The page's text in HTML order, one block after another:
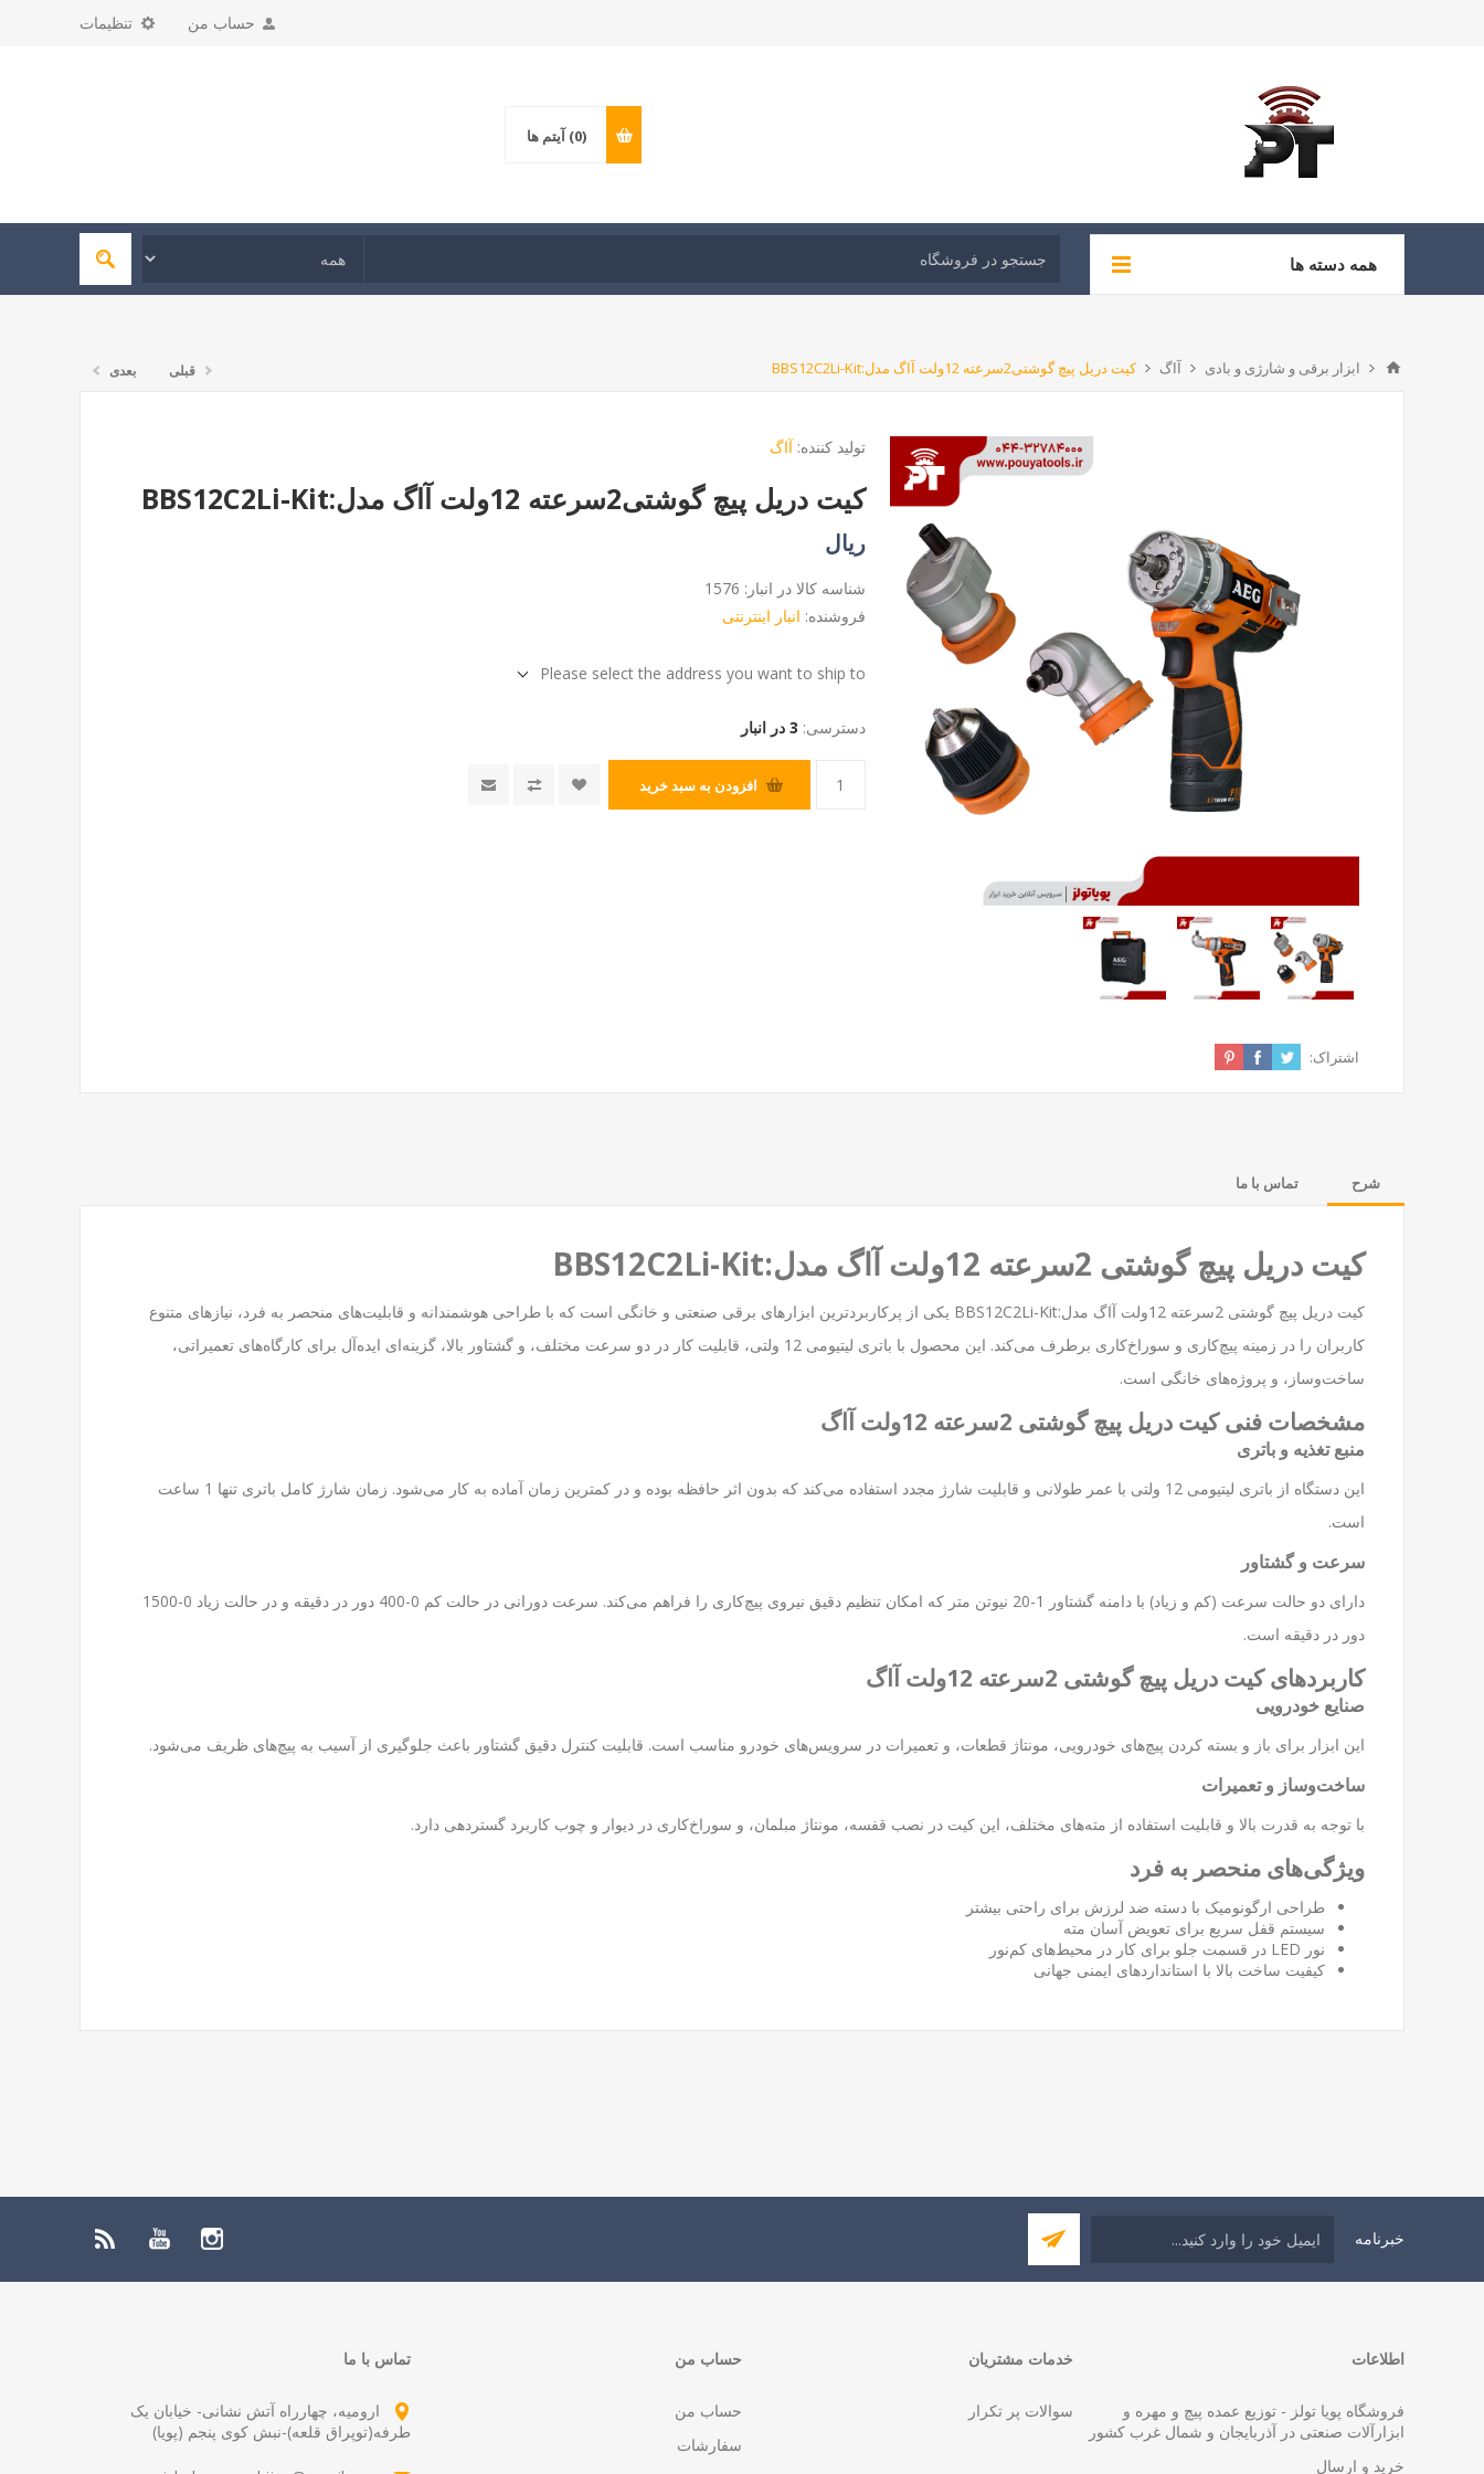
تنظیمات حساب من
(0) آیتم ها
همه دسته ها
ابزار برقی و شارژی و بادی آاگ کیت دریل پیچ گوشتی2سرعته 12ولت آاگ مدل:BBS12C2Li-Kit قبلی بعدی
تولید کننده: آاگ
کیت دریل پیچ گوشتی2سرعته 12ولت آاگ مدل:BBS12C2Li-Kit
ریال
شناسه کالا در انبار: 1576
فروشنده: انبار اینترنتی
Please select the address you want to ship to
دسترسی: 3 در انبار
افزودن به سبد خرید
اشتراک:
شرح تماس با ما
کیت دریل پیچ گوشتی 2سرعته 12ولت آاگ مدل:BBS12C2Li-Kit
کیت دریل پیچ گوشتی 2سرعته 12ولت آاگ مدل:BBS12C2Li-Kit یکی از پرکاربردترین ابزارهای برقی صنعتی و خانگی است که با طراحی هوشمندانه و قابلیت‌های منحصر به فرد، نیازهای متنوع
کاربران را در زمینه پیچ‌کاری و سوراخ‌کاری برطرف می‌کند. این محصول با باتری لیتیومی 12 ولتی، قابلیت کار در دو سرعت مختلف، و گشتاور بالا، گزینه‌ای ایده‌آل برای کارگاه‌های تعمیراتی،
ساخت‌وساز، و پروژه‌های خانگی است.
مشخصات فنی کیت دریل پیچ گوشتی 2سرعته 12ولت آاگ
منبع تغذیه و باتری
این دستگاه از باتری لیتیومی 12 ولتی با عمر طولانی و قابلیت شارژ مجدد استفاده می‌کند که بدون اثر حافظه بوده و در کمترین زمان آماده به کار می‌شود. زمان شارژ کامل باتری تنها 1 ساعت
است.
سرعت و گشتاور
دارای دو حالت سرعت (کم و زیاد) با دامنه گشتاور 1-20 نیوتن متر که امکان تنظیم دقیق نیروی پیچ‌کاری را فراهم می‌کند. سرعت دورانی در حالت کم 0-400 دور در دقیقه و در حالت زیاد 0-1500
دور در دقیقه است.
کاربردهای کیت دریل پیچ گوشتی 2سرعته 12ولت آاگ
صنایع خودرویی
این ابزار برای باز و بسته کردن پیچ‌های خودرویی، مونتاژ قطعات، و تعمیرات در سرویس‌های خودرو مناسب است. قابلیت کنترل دقیق گشتاور باعث جلوگیری از آسیب به پیچ‌های ظریف می‌شود.
ساخت‌وساز و تعمیرات
با توجه به قدرت بالا و قابلیت استفاده از مته‌های مختلف، این کیت در نصب قفسه، مونتاژ مبلمان، و سوراخ‌کاری در دیوار و چوب کاربرد گستردهی دارد.
ویژگی‌های منحصر به فرد
طراحی ارگونومیک با دسته ضد لرزش برای راحتی بیشتر
سیستم قفل سریع برای تعویض آسان مته
نور LED در قسمت جلو برای کار در محیط‌های کم‌نور
کیفیت ساخت بالا با استانداردهای ایمنی جهانی
خبرنامه
اطلاعات
فروشگاه پویا تولز - توزیع عمده پیچ و مهره و
ابزارآلات صنعتی در آذربایجان و شمال غرب کشور
خرید و ارسال
خدمات مشتریان
سوالات پر تکرار
حساب من
حساب من
سفارشات
تماس با ما
ارومیه، چهارراه آتش نشانی- خیابان یک
طرفه(توپراق قلعه)-نبش کوی پنجم (پویا)